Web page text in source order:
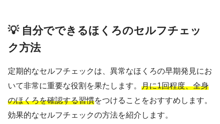
💡 自分でできるほくろのセルフチェッ
ク方法
定期的なセルフチェックは、異常なほくろの早期発見にお
いて非常に重要な役割を果たします。 月に1回程度、全身
のほくろを確認する習慣をつけることをおすすめします。
効果的なセルフチェックの方法を紹介します。